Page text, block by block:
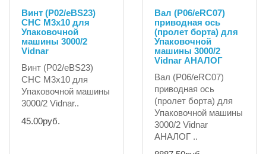
Винт (P02/eBS23)
CHC M3x10 для
Упаковочной
машины 3000/2
Vidnar
Винт (P02/eBS23)
CHC M3x10 для
Упаковочной машины
3000/2 Vidnar..
45.00руб.
Вал (P06/eRC07)
приводная ось
(пролет борта) для
Упаковочной
машины 3000/2
Vidnar АНАЛОГ
Вал (P06/eRC07)
приводная ось
(пролет борта) для
Упаковочной машины
3000/2 Vidnar
АНАЛОГ ..